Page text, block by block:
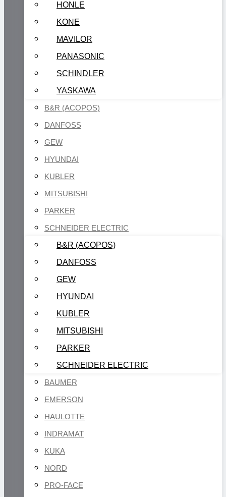
HONLE
KONE
MAVILOR
PANASONIC
SCHINDLER
YASKAWA
B&R (ACOPOS)
DANFOSS
GEW
HYUNDAI
KUBLER
MITSUBISHI
PARKER
SCHNEIDER ELECTRIC
B&R (ACOPOS)
DANFOSS
GEW
HYUNDAI
KUBLER
MITSUBISHI
PARKER
SCHNEIDER ELECTRIC
BAUMER
EMERSON
HAULOTTE
INDRAMAT
KUKA
NORD
PRO-FACE